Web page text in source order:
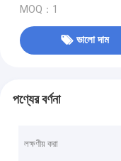
MOQ：1
ভালো দাম
পণ্যের বর্ণনা
লক্ষণীয় করা